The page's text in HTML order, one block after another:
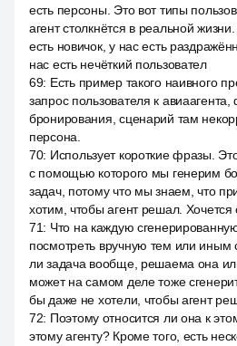
есть персоны. Это вот типы
агент столкнётся в реальной
есть новичок, у нас есть
нас есть нечёткий пользовател
69: Есть пример такого наивного
запрос пользователя к
бронирования, сценарий там
персона.
70: Использует короткие фразы.
с помощью которого мы генерим
задач, потому что мы знаем, что
хотим, чтобы агент решал. Хочется
71: Что на каждую
посмотреть вручную тем или иным
ли задача вообще, решаема она
может на самом деле тоже
бы даже не хотели, чтобы агент
72: Поэтому относится ли она к
этому агенту? Кроме того, есть